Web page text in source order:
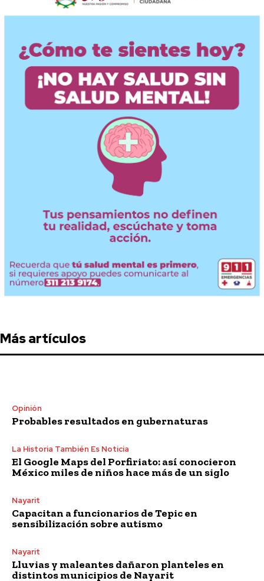
Más artículos
Opinión
Probables resultados en gubernaturas
La Historia También Es Noticia
El Google Maps del Porfiriato: así conocieron
México miles de niños hace más de un siglo
Nayarit
Capacitan a funcionarios de Tepic en
sensibilización sobre autismo
Nayarit
Lluvias y maleantes dañaron planteles en
distintos municipios de Nayarit